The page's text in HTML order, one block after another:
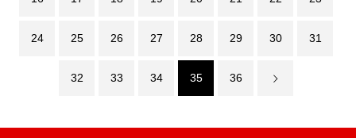
24 25 26 27 28 29 30 31
32 33 34 35 36